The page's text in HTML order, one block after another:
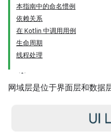
本指南中的命名惯例
依赖关系
在 Kotlin 中调用用例
生命周期
线程处理
网域层是位于界面层和数据